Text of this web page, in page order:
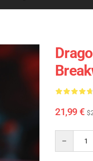
21,99 €